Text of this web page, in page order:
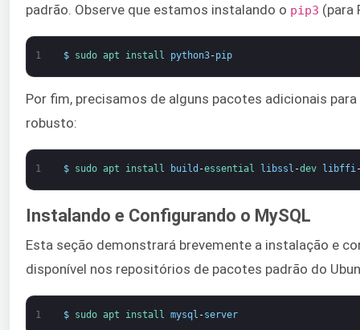
padrão. Observe que estamos instalando o pip3 (para
1 $ sudo apt install python3-pip
Por fim, precisamos de alguns pacotes adicionais
robusto:
1 $ sudo apt install build -essential libssl -dev libffi
Instalando e Configurando o MySQL
Esta seção demonstrará brevemente a instalação e
disponível nos repositórios de pacotes padrão do
1 $ sudo apt install mysql -server